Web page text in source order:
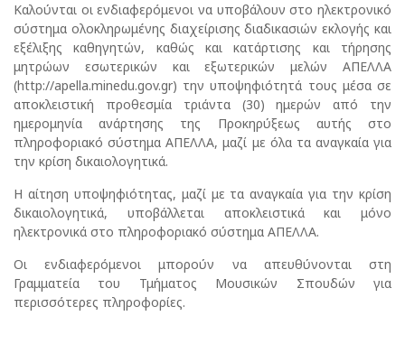
Καλούνται οι ενδιαφερόμενοι να υποβάλουν στο ηλεκτρονικό
σύστημα ολοκληρωμένης διαχείρισης διαδικασιών εκλογής και
εξέλιξης καθηγητών, καθώς και κατάρτισης και τήρησης
μητρώων εσωτερικών και εξωτερικών μελών ΑΠΕΛΛΑ
(http://apella.minedu.gov.gr) την υποψηφιότητά τους μέσα σε
αποκλειστική προθεσμία τριάντα (30) ημερών από την
ημερομηνία ανάρτησης της Προκηρύξεως αυτής στο
πληροφοριακό σύστημα ΑΠΕΛΛΑ, μαζί με όλα τα αναγκαία για
την κρίση δικαιολογητικά.
Η αίτηση υποψηφιότητας, μαζί με τα αναγκαία για την κρίση
δικαιολογητικά, υποβάλλεται αποκλειστικά και μόνο
ηλεκτρονικά στο πληροφοριακό σύστημα ΑΠΕΛΛΑ.
Οι ενδιαφερόμενοι μπορούν να απευθύνονται στη
Γραμματεία του Τμήματος Μουσικών Σπουδών για
περισσότερες πληροφορίες.